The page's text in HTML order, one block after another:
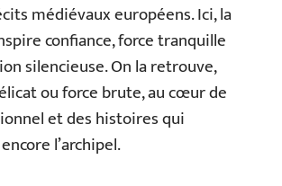
médiévaux européens. Ici, la
confiance, force tranquille
silencieuse. On la retrouve,
ou force brute, au cœur de
et des histoires qui
l’archipel.